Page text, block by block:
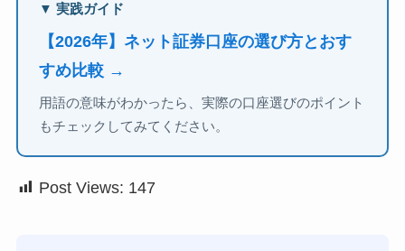
▼ 実践ガイド
【2026年】ネット証券口座の選び方とおす
すめ比較 →
用語の意味がわかったら、実際の口座選びのポイント
もチェックしてみてください。
Post Views: 147